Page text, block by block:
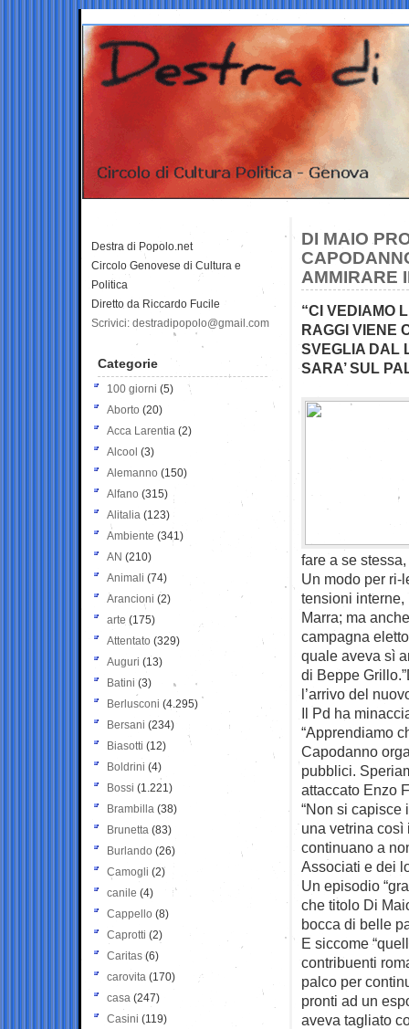
DI MAIO
AMMIRARE
“CI VEDIAMO
RAGGI VIENE
SVEGLIA DAL
SARA’ SUL
fare a se
Un modo per ri-
tensioni interne,
Marra; ma
campagna
quale aveva sì
di Beppe
l’arrivo del
Il Pd ha
“Apprendiamo
Capodanno
pubblici.
attaccato Enzo
“Non si capisce
una vetrina così
continuano a
Associati e dei
Un episodio
che titolo Di
bocca di belle
E siccome
contribuenti
palco per
pronti ad un
aveva tagliato
Destra di Popolo.net
Circolo Genovese di Cultura e
Politica
Diretto da Riccardo Fucile
Scrivici: destradipopolo@gmail.com
Categorie
100 giorni (5)
Aborto (20)
Acca Larentia (2)
Alcool (3)
Alemanno (150)
Alfano (315)
Alitalia (123)
Ambiente (341)
AN (210)
Animali (74)
Arancioni (2)
arte (175)
Attentato (329)
Auguri (13)
Batini (3)
Berlusconi (4.295)
Bersani (234)
Biasotti (12)
Boldrini (4)
Bossi (1.221)
Brambilla (38)
Brunetta (83)
Burlando (26)
Camogli (2)
canile (4)
Cappello (8)
Caprotti (2)
Caritas (6)
carovita (170)
casa (247)
Casini (119)